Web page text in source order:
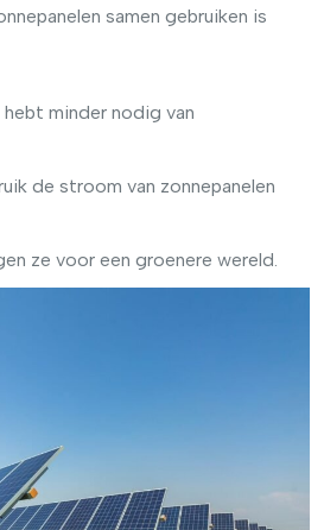
samen gebruiken is
hebt minder nodig van
de stroom van zonnepanelen
ze voor een groenere wereld.